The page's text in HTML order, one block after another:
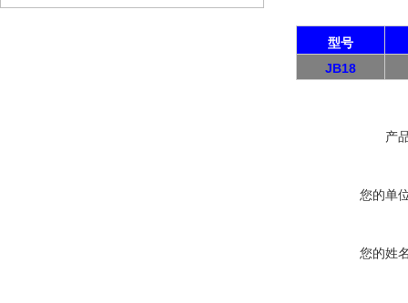
型号
JB18
产
您的单
您的姓